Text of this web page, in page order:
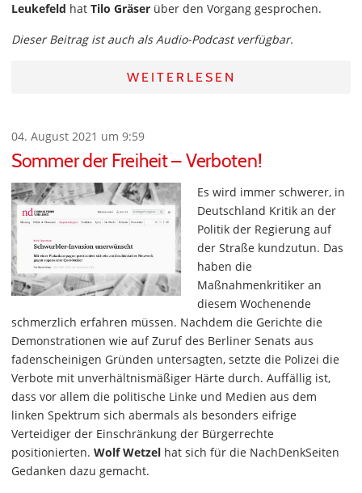
Leukefeld hat Tilo Gräser über den Vorgang gesprochen.
Dieser Beitrag ist auch als Audio-Podcast verfügbar.
WEITERLESEN
04. August 2021 um 9:59
Sommer der Freiheit – Verboten!
Es wird immer schwerer, in
Deutschland Kritik an der
Politik der Regierung auf
der Straße kundzutun. Das
haben die
Maßnahmenkritiker an
diesem Wochenende
schmerzlich erfahren müssen. Nachdem die Gerichte die
Demonstrationen wie auf Zuruf des Berliner Senats aus
fadenscheinigen Gründen untersagten, setzte die Polizei die
Verbote mit unverhältnismäßiger Härte durch. Auffällig ist,
dass vor allem die politische Linke und Medien aus dem
linken Spektrum sich abermals als besonders eifrige
Verteidiger der Einschränkung der Bürgerrechte
positionierten. Wolf Wetzel hat sich für die NachDenkSeiten
Gedanken dazu gemacht.